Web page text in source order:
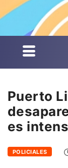
Puerto
es
POLICIALES